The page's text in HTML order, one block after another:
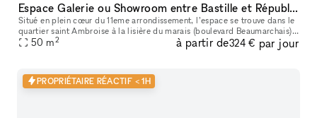
Espace Galerie ou Showroom entre Bastille et République
Situé en plein cœur du 11eme arrondissement, l’espace se trouve dans le
quartier saint Ambroise à la lisière du marais (boulevard Beaumarchais)
et du quartier Rue saint Maur (espace des lumières et s
50 m2 à partir de324 € par jour
PROPRIÉTAIRE RÉACTIF < 1H